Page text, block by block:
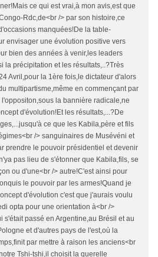
ce qui est vrai,à mon avis,est que
Rdc,de<br /> par son histoire,ce
manquées!De la table-
envisager une évolution positive vers
bien des années à venir,les leaders
la précipitation et les résultats,..?Très
Avril,pour la 1ère fois,le dictateur d'alors
multipartisme,même en commençant par
l'oppositon,sous la bannière radicale,ne
d'évolution!Et les résultats,...?De
ce que les Kabila,père et fils
/> sanguinaires de Musévéni et
prendre le pouvoir présidentiel et devenir
pas lieu de s'étonner que Kabila,fils, se
ou d'une<br /> autre!C'est ainsi pour
le pouvoir par les armes!Quand je
d'évolution c'est que j'aurais voulu
opta pour une orientation à<br />
s'était passé en Argentine,au Brésil et au
et d'autres pays de l'est,où la
par mettre à raison les anciens<br
Tshi-tshi,il choisit la querelle